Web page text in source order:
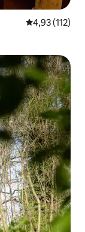
Gemiddelde
4,93 (112)